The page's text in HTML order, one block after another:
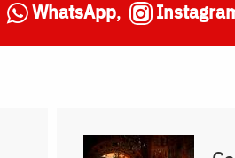
WhatsApp,